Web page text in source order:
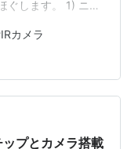
ぐします。 1) ニュ
う違う？ 4) IRカ
るため」 5) 日本
空気：みんなの温
イン…
IRカメラ
プとカメラ搭載